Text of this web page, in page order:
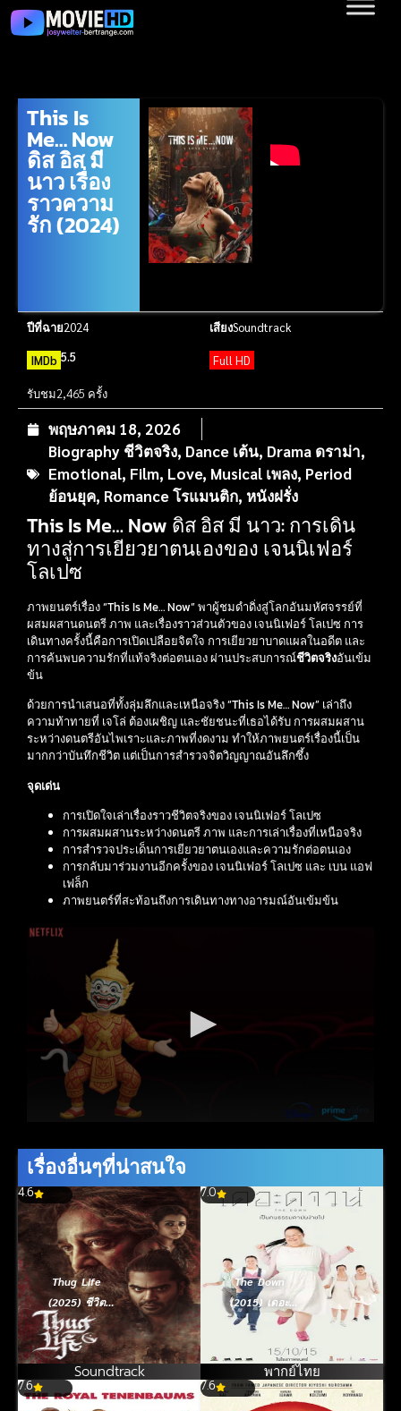
This Is
Me… Now
ดิส อิส มี
นาว เรื่อง
ราวความ
รัก (2024)
ปีที่ฉาย2024 เสียงSoundtrack
IMDb 5.5 Full HD
รับชม2,465 ครั้ง
พฤษภาคม 18, 2026
Biography ชีวิตจริง, Dance เต้น, Drama ดราม่า,
Emotional, Film, Love, Musical เพลง, Period
ย้อนยุค, Romance โรแมนติก, หนังฝรั่ง
This Is Me… Now ดิส อิส มี นาว: การเดิน
ทางสู่การเยียวยาตนเองของ เจนนิเฟอร์
โลเปซ
ภาพยนตร์เรื่อง “This Is Me… Now” พาผู้ชมดำดิ่งสู่โลกอันมหัศจรรย์ที่
ผสมผสานดนตรี ภาพ และเรื่องราวส่วนตัวของ เจนนิเฟอร์ โลเปซ การ
เดินทางครั้งนี้คือการเปิดเปลือยจิตใจ การเยียวยาบาดแผลในอดีต และ
การค้นพบความรักที่แท้จริงต่อตนเอง ผ่านประสบการณ์ชีวิตจริงอันเข้ม
ข้น
ด้วยการนำเสนอที่ทั้งลุ่มลึกและเหนือจริง “This Is Me… Now” เล่าถึง
ความท้าทายที่ เจโล่ ต้องเผชิญ และชัยชนะที่เธอได้รับ การผสมผสาน
ระหว่างดนตรีอันไพเราะและภาพที่งดงาม ทำให้ภาพยนตร์เรื่องนี้เป็น
มากกว่าบันทึกชีวิต แต่เป็นการสำรวจจิตวิญญาณอันลึกซึ้ง
จุดเด่น
การเปิดใจเล่าเรื่องราวชีวิตจริงของ เจนนิเฟอร์ โลเปซ
การผสมผสานระหว่างดนตรี ภาพ และการเล่าเรื่องที่เหนือจริง
การสำรวจประเด็นการเยียวยาตนเองและความรักต่อตนเอง
การกลับมาร่วมงานอีกครั้งของ เจนนิเฟอร์ โลเปซ และ เบน แอฟ
เฟล็ก
ภาพยนตร์ที่สะท้อนถึงการเดินทางทางอารมณ์อันเข้มข้น
เรื่องอื่นๆที่น่าสนใจ
4.6
Thug Life
(2025) ชีวิต
อันธพาล
Soundtrack
7.0
The Down
(2015) เดอะ
ดาวน์ เป็นคน
ธรรมดามันง่ายไป
พากย์ไทย
7.6 7.6